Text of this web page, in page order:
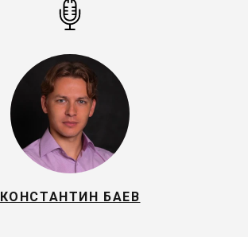
КОНСТАНТИН БАЕВ